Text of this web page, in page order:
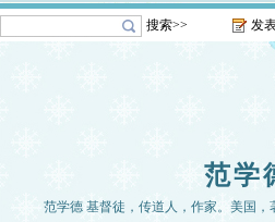
搜索>> 发
范学
范学德 基督徒，传道人，作家。美国